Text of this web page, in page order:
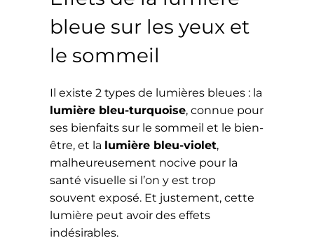
bleue sur les yeux et
le sommeil
Il existe 2 types de lumières bleues : la
lumière bleu-turquoise, connue pour
ses bienfaits sur le sommeil et le bien-
être, et la lumière bleu-violet,
malheureusement nocive pour la
santé visuelle si l’on y est trop
souvent exposé. Et justement, cette
lumière peut avoir des effets
indésirables.